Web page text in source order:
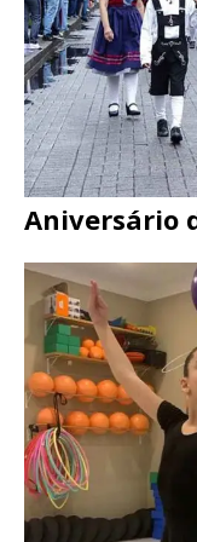
Aniversário